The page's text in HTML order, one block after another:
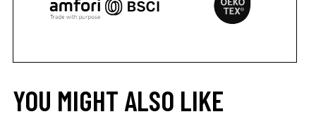
YOU MIGHT ALSO LIKE